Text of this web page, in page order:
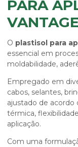
PARA
O plastisol para
essencial em
moldabilidade,
Empregado em
cabos, selantes,
ajustado de acordo
térmica,
aplicação.
Com uma